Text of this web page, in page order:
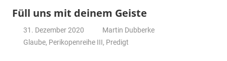
Füll uns mit deinem Geiste
31. Dezember 2020
Martin Dubberke
Glaube, Perikopenreihe III, Predigt